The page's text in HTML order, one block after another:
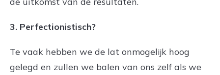
3. Perfectionistisch?
Te vaak hebben we de lat onmogelijk hoog
gelegd en zullen we balen van ons zelf als we